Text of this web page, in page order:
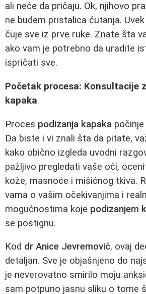
ali neće da pričaju. Ok, njihovo
ne budem pristalica ćutanja.
čuje sve iz prve ruke. Znate šta
ako vam je potrebno da uradite
ispričati sve.
Početak procesa: Konsultacije
kapaka
Proces podizanja kapaka
Da biste i vi znali šta da pitate,
kako obično izgleda uvodni
pažljivo pregledati vaše oči,
kože, masnoće i mišićnog tkiva.
vama o vašim očekivanjima i
mogućnostima koje podizanjem
se postignu.
Kod dr Anice Jevremović, ovaj
detaljan. Sve je objašnjeno do
je neverovatno smirilo moju
sam potpuno jasnu sliku o tome